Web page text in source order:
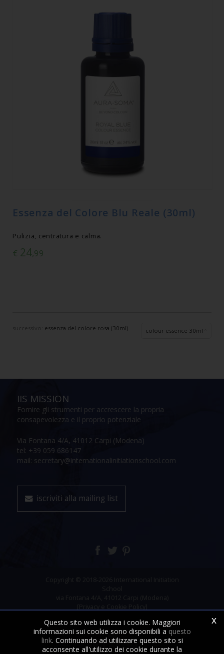
Essenza del Colore Blu Reale (30ml)
Pulizia, centratura e calma.
€ 24,99
essenza del colore rosa (30ml) colour essence 30ml
IIS MISSION
Fornire gli strumenti per accrescere la propria
consapevolezza e il proprio potenziale
Via Fontana 4/A, 41012 Carpi (Modena)
tel: +39 059 686147
mail: secretary@internationalinitiationschool.com
iscriviti alla mailing list
Copyright © 2018-2026 International Initiation
School
via Fontana 4/A, 41012 Carpi (Modena)
[Privacy e Cookie Policy]
x
Questo sito web utilizza i cookie. Maggiori
informazioni sui cookie sono disponibili a questo
link. Continuando ad utilizzare questo sito si
acconsente all'utilizzo dei cookie durante la